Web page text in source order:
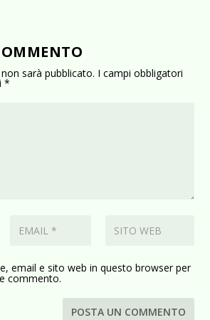
sarà pubblicato. I campi obbligatori
*
email e sito web in questo browser per
commento.